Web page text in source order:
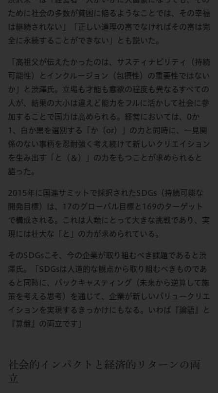
ために社会の多数が貧困に陥るようなことでは、その幸福
は継続されない」「正しい道理の富でなければその富は完
全に永続することができない」とも説いた。
「高祖父が伝えたかったのは、サスティナビリティ（持続
可能性）とインクルージョン（包摂性）の重要性ではない
か」と渋澤氏。立場も才能も意欲の程度も異なるすべての
人が、結果の大小は違えど能力をフルに活かして社会に参
加することで国力は高められる。経営においては、0か
1、白か黒を選別する「か（or）」の力と同時に、一見関
係のない事柄を忍耐強く考え続けて新しいクリエイション
を生み出す「と（＆）」の力をもつことが求められると
語った。
2015年に国連サミットで採択されたSDGs（持続可能な
開発目標）は、17のグローバル目標と169のターゲット
で構成される。これは人類にとって大きな挑戦であり、実
現には壮大な「と」の力が求められている。
そのSDGsこそ、今の企業が取り組むべき課題であると渋
澤氏。「SDGsは人道的な観点から取り組むべきものであ
ると同時に、バックキャスティング（未来から逆算して施
策を考える思考）を通じて、企業が新しいバリュークリエ
イションを実現するきっかけにもなる。いわば『論語』と
『算盤』の両立です」
社会的インパクトと経済的リターンの両
立